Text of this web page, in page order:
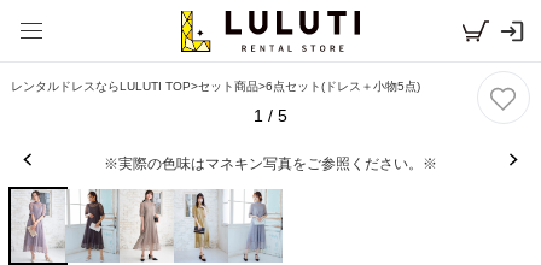
レンタルドレスならLULUTI TOP>セット商品>6点セット(ドレス＋小物5点)
1 / 5
※実際の色味はマネキン写真をご参照ください。※